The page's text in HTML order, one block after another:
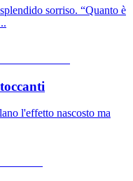
sorriso. “Quanto è
l'effetto nascosto ma